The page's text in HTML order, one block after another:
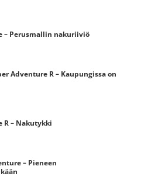
– Perusmallin nakuriiviö
Adventure R – Kaupungissa on
R – Nakutykki
– Pieneen